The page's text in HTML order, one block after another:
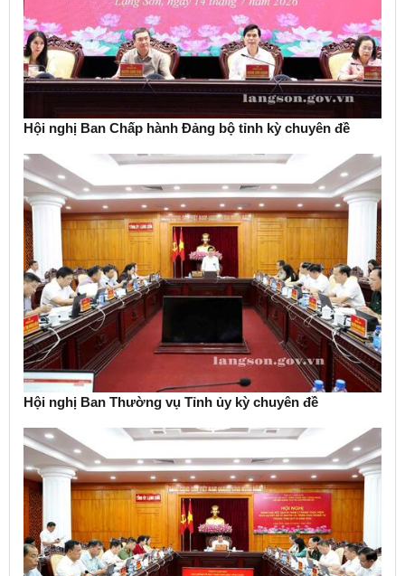
Hội nghị Ban Chấp hành Đảng bộ tỉnh kỳ chuyên đề
Hội nghị Ban Thường vụ Tỉnh ủy kỳ chuyên đề